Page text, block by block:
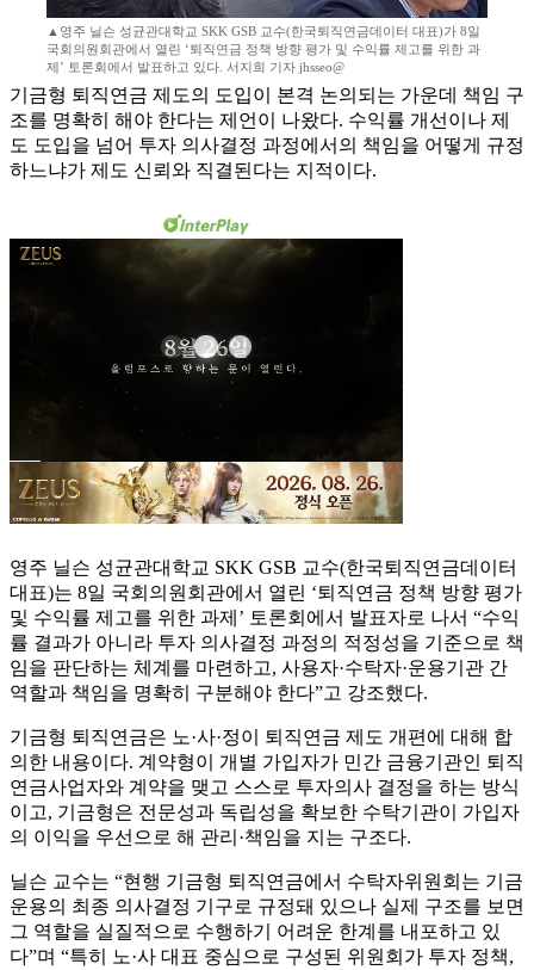
▲영주 닐슨 성균관대학교 SKK GSB 교수(한국퇴직연금데이터 대표)가 8일
국회의원회관에서 열린 ‘퇴직연금 정책 방향 평가 및 수익률 제고를 위한 과
제’ 토론회에서 발표하고 있다. 서지희 기자 jhsseo@
기금형 퇴직연금 제도의 도입이 본격 논의되는 가운데 책임 구
조를 명확히 해야 한다는 제언이 나왔다. 수익률 개선이나 제
도 도입을 넘어 투자 의사결정 과정에서의 책임을 어떻게 규정
하느냐가 제도 신뢰와 직결된다는 지적이다.
영주 닐슨 성균관대학교 SKK GSB 교수(한국퇴직연금데이터
대표)는 8일 국회의원회관에서 열린 ‘퇴직연금 정책 방향 평가
및 수익률 제고를 위한 과제’ 토론회에서 발표자로 나서 “수익
률 결과가 아니라 투자 의사결정 과정의 적정성을 기준으로 책
임을 판단하는 체계를 마련하고, 사용자·수탁자·운용기관 간
역할과 책임을 명확히 구분해야 한다”고 강조했다.
기금형 퇴직연금은 노·사·정이 퇴직연금 제도 개편에 대해 합
의한 내용이다. 계약형이 개별 가입자가 민간 금융기관인 퇴직
연금사업자와 계약을 맺고 스스로 투자의사 결정을 하는 방식
이고, 기금형은 전문성과 독립성을 확보한 수탁기관이 가입자
의 이익을 우선으로 해 관리·책임을 지는 구조다.
닐슨 교수는 “현행 기금형 퇴직연금에서 수탁자위원회는 기금
운용의 최종 의사결정 기구로 규정돼 있으나 실제 구조를 보면
그 역할을 실질적으로 수행하기 어려운 한계를 내포하고 있
다”며 “특히 노·사 대표 중심으로 구성된 위원회가 투자 정책,